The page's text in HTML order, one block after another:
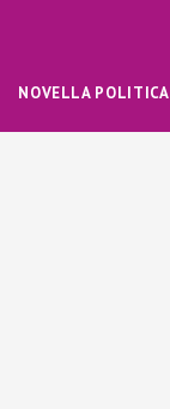
NOVELLA POLITICA